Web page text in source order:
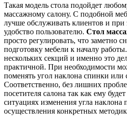
Такая модель стола подойдет
массажному салону. С подобной
лучше обслуживать клиентов и при
удобство пользователю. Стол
просто регулировать, что заметно
подготовку мебели к началу
нескольких секций и именно это
практичной. При необходимости
поменять угол наклона спинки или
Соответственно, без лишних
посетителя салона так как ему
ситуациях изменения угла наклона
осуществления конкретных